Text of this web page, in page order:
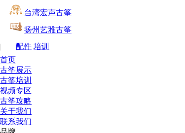
台湾宏声古筝
扬州艺雅古筝
配件
|
培训
首页
古筝展示
古筝培训
视频专区
古筝攻略
关于我们
联系我们